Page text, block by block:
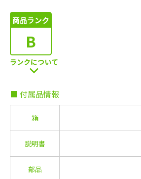
商品ランク
B
ランクについて
■ 付属品情報
箱
説明書
部品